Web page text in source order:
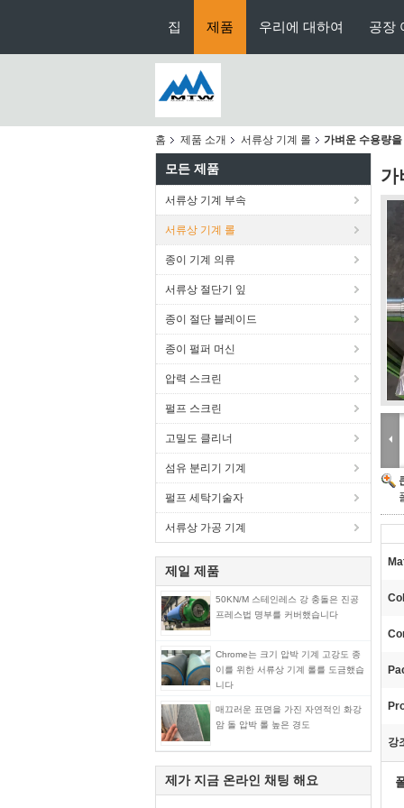
집 제품 우리에 대하여 공장
홈 제품 소개 서류상 기계 롤 가벼운 수용량
모든 제품
서류상 기계 부속
서류상 기계 롤
종이 기계 의류
서류상 절단기 잎
종이 절단 블레이드
종이 펄퍼 머신
압력 스크린
펄프 스크린
고밀도 클리너
섬유 분리기 기계
펄프 세탁기술자
서류상 가공 기계
제일 제품
50KN/M 스테인레스 강 충돌은 진공
프레스법 명부를 커버했습니다
Chrome는 크기 압박 기계 고강도 종
이를 위한 서류상 기계 롤를 도금했습
니다
매끄러운 표면을 가진 자연적인 화강
암 돌 압박 롤 높은 경도
제가 지금 온라인 채팅 해요
가
강